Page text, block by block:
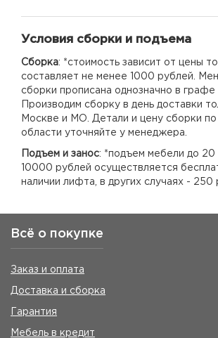
Условия сборки и подъема
Сборка: *стоимость зависит от цены
составляет не менее 1000 рублей.
сборки прописана однозначно в графе
Производим сборку в день доставки
Москве и МО. Детали и цену сборки
области уточняйте у менеджера.
Подъем и занос: *подъем мебели до 20
10000 рублей осуществляется
наличии лифта, в других случаях -
Всё о покупке
Заказ и оплата
Доставка и сборка
Гарантия
Мебель в кредит